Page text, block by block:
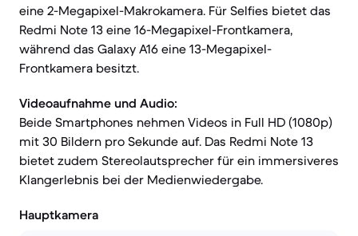
eine 2-Megapixel-Makrokamera. Für Selfies bietet das
Redmi Note 13 eine 16-Megapixel-Frontkamera,
während das Galaxy A16 eine 13-Megapixel-
Frontkamera besitzt.
Videoaufnahme und Audio:
Beide Smartphones nehmen Videos in Full HD (1080p)
mit 30 Bildern pro Sekunde auf. Das Redmi Note 13
bietet zudem Stereolautsprecher für ein immersiveres
Klangerlebnis bei der Medienwiedergabe.
Hauptkamera